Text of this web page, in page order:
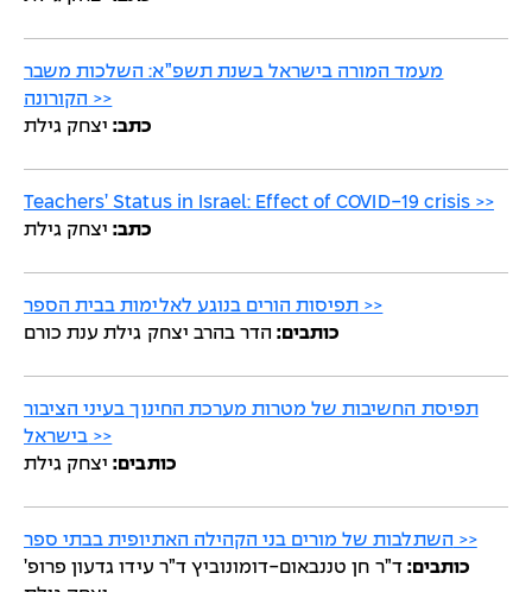
מעמד המורה בישראל בשנת תשפ”א: השלכות משבר
הקורונה >>
כתב: יצחק גילת
Teachers’ Status in Israel: Effect of COVID-19 crisis >>
כתב: יצחק גילת
תפיסות הורים בנוגע לאלימות בבית הספר >>
כותבים: הדר בהרב יצחק גילת ענת כורם
תפיסת החשיבות של מטרות מערכת החינוך בעיני הציבור
בישראל >>
כותבים:יצחק גילת
השתלבות של מורים בני הקהילה האתיופית בבתי ספר >>
כותבים: ד”ר חן טננבאום-דומונוביץ ד”ר עידו גדעון פרופ’